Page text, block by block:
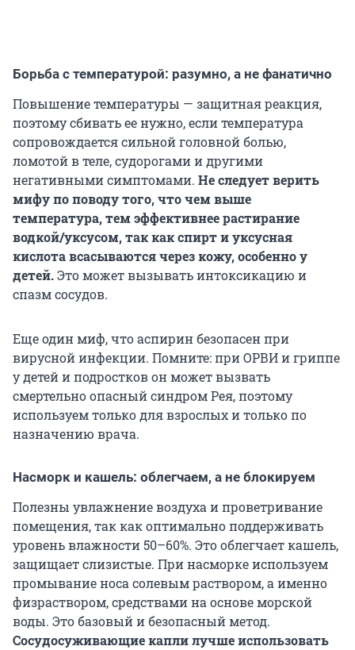
Борьба с температурой: разумно, а не фанатично
Повышение температуры — защитная реакция,
поэтому сбивать ее нужно, если температура
сопровождается сильной головной болью,
ломотой в теле, судорогами и другими
негативными симптомами. Не следует верить
мифу по поводу того, что чем выше
температура, тем эффективнее растирание
водкой/уксусом, так как спирт и уксусная
кислота всасываются через кожу, особенно у
детей.Это может вызывать интоксикацию и
спазм сосудов.
Еще один миф, что аспирин безопасен при
вирусной инфекции. Помните: при ОРВИ и гриппе
у детей и подростков он может вызвать
смертельно опасный синдром Рея, поэтому
используем только для взрослых и только по
назначению врача.
Насморк и кашель: облегчаем, а не блокируем
Полезны увлажнение воздуха и проветривание
помещения, так как оптимально поддерживать
уровень влажности 50–60%. Это облегчает кашель,
защищает слизистые. При насморке используем
промывание носа солевым раствором, а именно
физраствором, средствами на основе морской
воды. Это базовый и безопасный метод.
Сосудосуживающие капли лучше использовать